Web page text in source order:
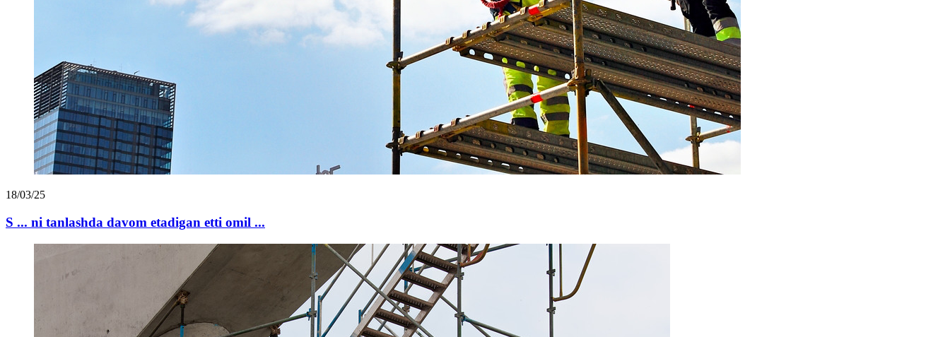
18/03/25
S ... ni tanlashda davom etadigan etti omil ...